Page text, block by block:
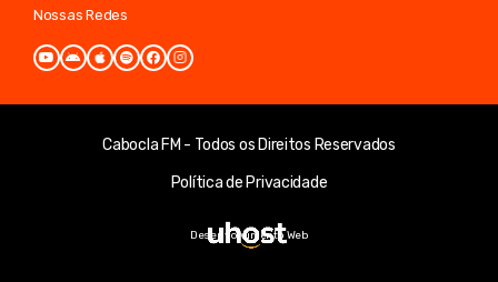
Nossas Redes
Cabocla FM - Todos os Direitos Reservados
Política de Privacidade
Desenvolvimento Web